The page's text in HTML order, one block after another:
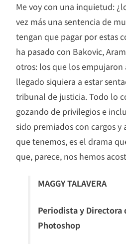
Me voy con una inquietud:
vez más una sentencia de
tengan que pagar por estas
ha pasado con Bakovic,
otros: los que los
llegado siquiera a estar
tribunal de justicia. Todo lo
gozando de privilegios e
sido premiados con cargos y
que tenemos, es el drama
que, parece, nos hemos
MAGGY TALAVERA
Periodista y Directora
Photoshop